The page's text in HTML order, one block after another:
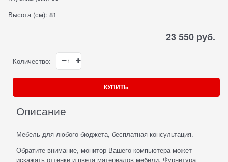
Высота (см): 81
23 550 руб.
Количество:
КУПИТЬ
Описание
Мебель для любого бюджета, бесплатная консультация.
Обратите внимание, монитор Вашего компьютера может
искажать оттенки и цвета материалов мебели. Фурнитура